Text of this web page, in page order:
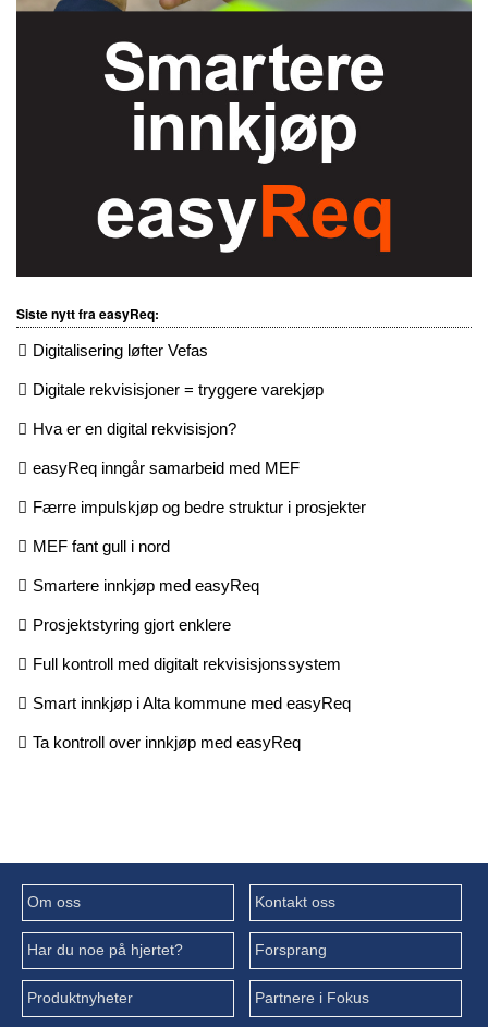
Siste nytt fra easyReq:
Digitalisering løfter Vefas
Digitale rekvisisjoner = tryggere varekjøp
Hva er en digital rekvisisjon?
easyReq inngår samarbeid med MEF
Færre impulskjøp og bedre struktur i prosjekter
MEF fant gull i nord
Smartere innkjøp med easyReq
Prosjektstyring gjort enklere
Full kontroll med digitalt rekvisisjonssystem
Smart innkjøp i Alta kommune med easyReq
Ta kontroll over innkjøp med easyReq
Om oss Kontakt oss
Har du noe på hjertet? Forsprang
Produktnyheter Partnere i Fokus